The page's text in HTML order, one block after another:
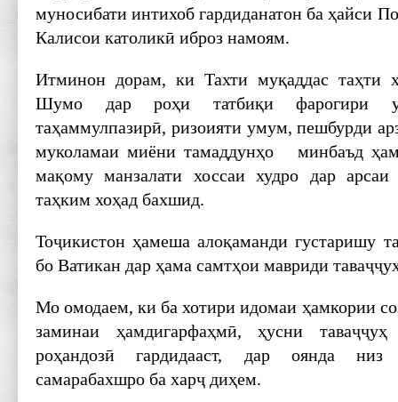
муносибати интихоб гардиданатон ба ҳайси
Калисои католикӣ иброз намоям.
Итминон дорам, ки Тахти муқаддас таҳти
Шумо дар роҳи татбиқи фарогири
таҳаммулпазирӣ, ризоияти умум, пешбурди
муколамаи миёни тамаддунҳо минбаъд ҳам
мақому манзалати хоссаи худро дар
таҳким хоҳад бахшид.
Тоҷикистон ҳамеша алоқаманди густаришу
бо Ватикан дар ҳама самтҳои мавриди
Мо омодаем, ки ба хотири идомаи ҳамкории
заминаи ҳамдигарфаҳмӣ, ҳусни
роҳандозӣ гардидааст, дар оянда низ
самарабахшро ба харҷ диҳем.